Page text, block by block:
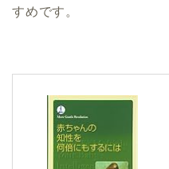
すめです。